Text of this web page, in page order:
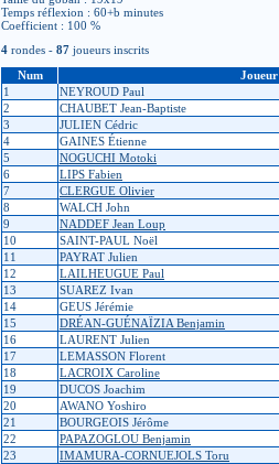
Temps réflexion : 60+b minutes
Coefficient : 100 %
4 rondes - 87 joueurs inscrits
Num
Joueur
1
NEYROUD Paul
2
CHAUBET Jean-Baptiste
3
JULIEN Cédric
4
GAINES Étienne
5
NOGUCHI Motoki
6
LIPS Fabien
7
CLERGUE Olivier
8
WALCH John
9
NADDEF Jean Loup
10
SAINT-PAUL Noël
11
PAYRAT Julien
12
LAILHEUGUE Paul
13
SUAREZ Ivan
14
GEUS Jérémie
15
DRÉAN-GUÉNAÏZIA Benjamin
16
LAURENT Julien
17
LEMASSON Florent
18
LACROIX Caroline
19
DUCOS Joachim
20
AWANO Yoshiro
21
BOURGEOIS Jérôme
22
PAPAZOGLOU Benjamin
23
IMAMURA-CORNUEJOLS Toru